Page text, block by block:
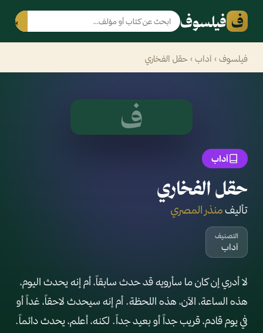
ف فيلسوف بحث
فيلسوف › آداب › حقل الفخاري
ف
آداب
حقل الفخاري
تأليفمنذر المصري
التصنيف
آداب
لا أدري إن كان ما سأرويه قد حدث سابقاً، أم إنه يحدث اليوم،
هذه الساعة، الآن، هذه اللحظة. أم إنه سيحدث لاحقاً، غداً أو
في يوم قادم، قريب جداً أو بعيد جداً. لكنه، أعلم، يحدث دائماً.